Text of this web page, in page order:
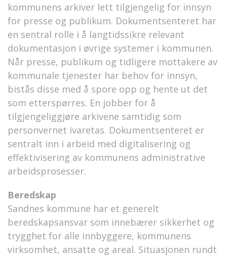
kommunens arkiver lett tilgjengelig for innsyn
for presse og publikum. Dokumentsenteret har
en sentral rolle i å langtidssikre relevant
dokumentasjon i øvrige systemer i kommunen.
Når presse, publikum og tidligere mottakere av
kommunale tjenester har behov for innsyn,
bistås disse med å spore opp og hente ut det
som etterspørres. En jobber for å
tilgjengeliggjøre arkivene samtidig som
personvernet ivaretas. Dokumentsenteret er
sentralt inn i arbeid med digitalisering og
effektivisering av kommunens administrative
arbeidsprosesser.
Beredskap
Sandnes kommune har et generelt
beredskapsansvar som innebærer sikkerhet og
trygghet for alle innbyggere, kommunens
virksomhet, ansatte og areal. Situasjonen rundt